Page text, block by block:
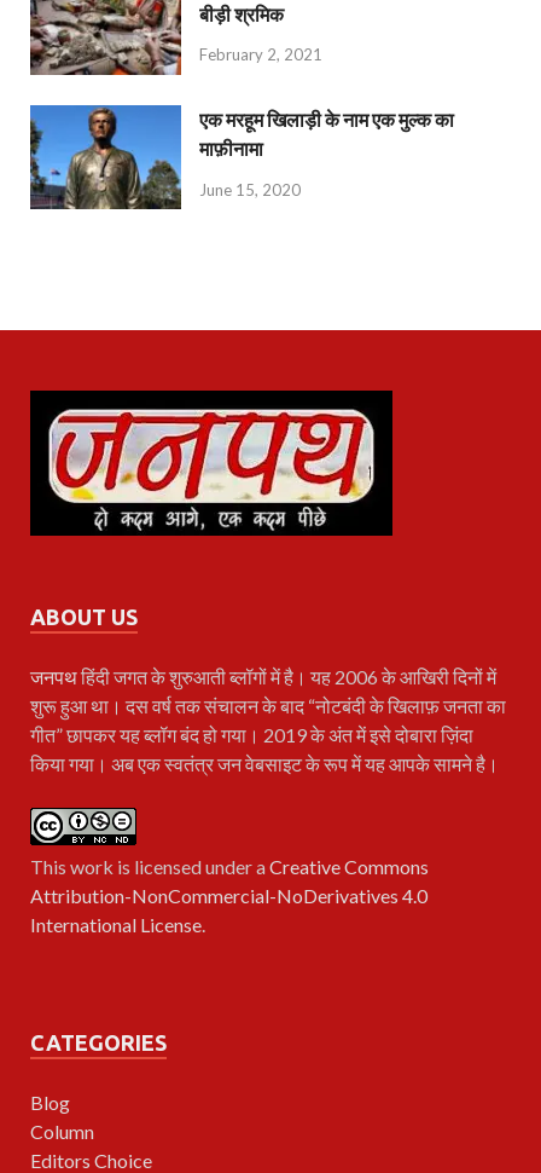
बीड़ी श्रमिक
February 2, 2021
एक मरहूम खिलाड़ी के नाम एक मुल्क का
माफ़ीनामा
June 15, 2020
ABOUT US
जनपथहिंदी जगत के शुरुआती ब्लॉगों में है। यह 2006 के आखिरी दिनों में
शुरू हुआ था। दस वर्ष तक संचालन के बाद “नोटबंदी के खिलाफ़ जनता का
गीत” छापकर यह ब्लॉग बंद हो गया। 2019 के अंत में इसे दोबारा ज़िंदा
किया गया। अब एक स्वतंत्र जन वेबसाइट के रूप में यह आपके सामने है।
This work is licensed under aCreative Commons
Attribution-NonCommercial-NoDerivatives 4.0
International License.
CATEGORIES
Blog
Column
Editors Choice